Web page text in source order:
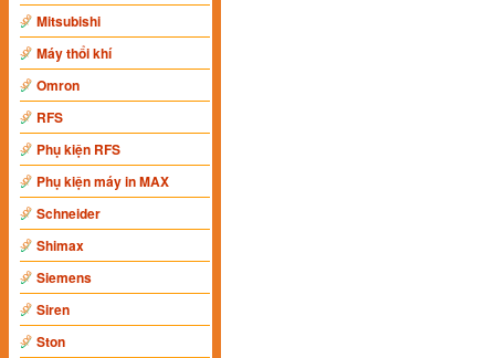
Mitsubishi
Máy thổi khí
Omron
RFS
Phụ kiện RFS
Phụ kiện máy in MAX
Schneider
Shimax
Siemens
Siren
Ston